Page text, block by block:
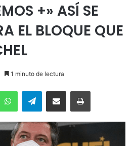
+» ASÍ SE
EL BLOQUE QUE
1 minuto de lectura
WhatsAppTelegramEnviar vía email Imprimir